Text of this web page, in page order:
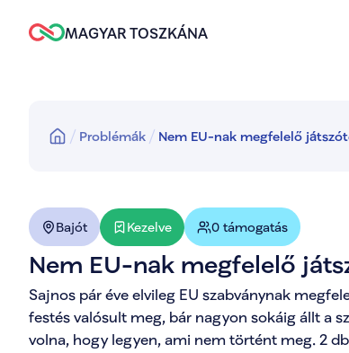
MAGYAR TOSZKÁNA
Problémák Nem EU-nak megfelelő
Bajót Kezelve 0 támogatás
Nem EU-nak megfelelő
Sajnos pár éve elvileg EU szabványnak
festés valósult meg, bár nagyon sokáig állt a
volna, hogy legyen, ami nem történt meg. 2